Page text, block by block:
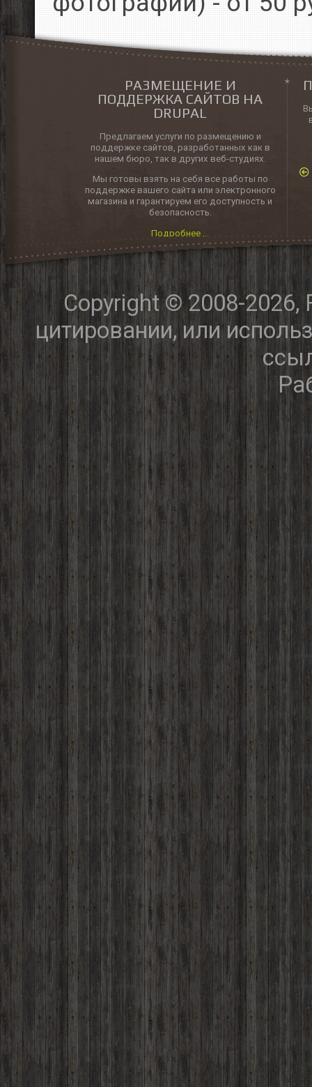
РАЗМЕЩЕНИЕ И
ПОДДЕРЖКА САЙТОВ НА
DRUPAL
Предлагаем услуги по размещению и
поддержке сайтов, разработанных как в
нашем бюро, так в других веб-студиях.
Мы готовы взять на себя все работы по
поддержке вашего сайта или электронного
магазина и гарантируем его доступность и
безопасность.
Подробнее ...
Copyright © 2008-
цитировании, или